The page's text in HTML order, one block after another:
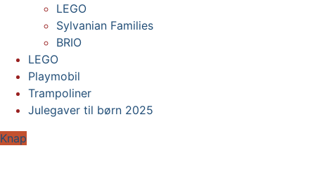
LEGO
Sylvanian Families
BRIO
LEGO
Playmobil
Trampoliner
Julegaver til børn 2025
Knap